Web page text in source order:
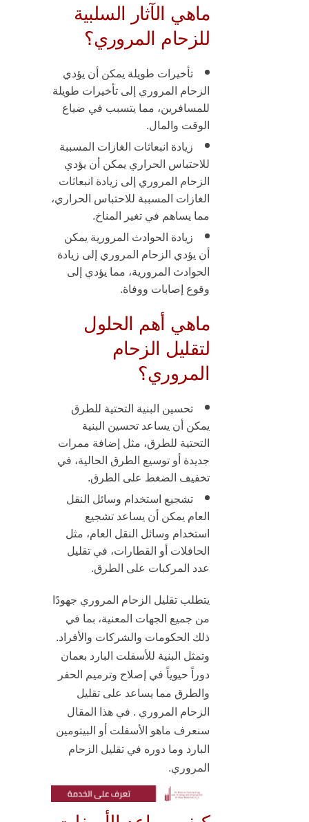
ماهي الآثار السلبية
للزحام المروري؟
تأخيرات طويلة يمكن أن يؤدي
الزحام المروري إلى تأخيرات طويلة
للمسافرين، مما يتسبب في ضياع
الوقت والمال.
زيادة انبعاثات الغازات المسببة
للاحتباس الحراري يمكن أن يؤدي
الزحام المروري إلى زيادة انبعاثات
الغازات المسببة للاحتباس الحراري،
مما يساهم في تغير المناخ.
زيادة الحوادث المرورية يمكن
أن يؤدي الزحام المروري إلى زيادة
الحوادث المرورية، مما يؤدي إلى
وقوع إصابات ووفاة.
ماهي أهم الحلول
لتقليل الزحام
المروري؟
تحسين البنية التحتية للطرق
يمكن أن يساعد تحسين البنية
التحتية للطرق، مثل إضافة ممرات
جديدة أو توسيع الطرق الحالية، في
تخفيف الضغط على الطرق.
تشجيع استخدام وسائل النقل
العام يمكن أن يساعد تشجيع
استخدام وسائل النقل العام، مثل
الحافلات أو القطارات، في تقليل
عدد المركبات على الطرق.
يتطلب تقليل الزحام المروري جهودًا
من جميع الجهات المعنية، بما في
ذلك الحكومات والشركات والأفراد.
وتمثل البنية للأسفلت البارد بعمان
دوراً حيوياً في إصلاح وترميم الحفر
والطرق مما يساعد على تقليل
الزحام المروري . في هذا المقال
سنعرف ماهو الأسفلت أو البيتومين
البارد وما دوره في تقليل الزحام
المروري.